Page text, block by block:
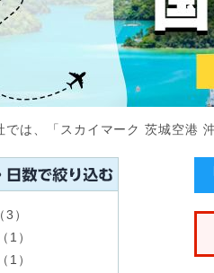
では、「スカイマーク 茨城空港
）
1）
1）